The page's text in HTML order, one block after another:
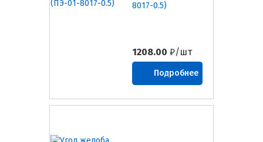
8017-0.5)
1208.00 ₽/шт
Подробнее